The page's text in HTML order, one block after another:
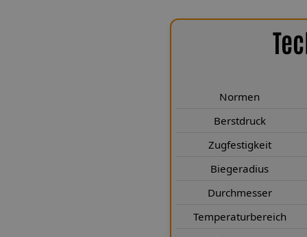
Normen
Berstdruck
Zugfestigkeit
Biegeradius
Durchmesser
Temperaturbereich